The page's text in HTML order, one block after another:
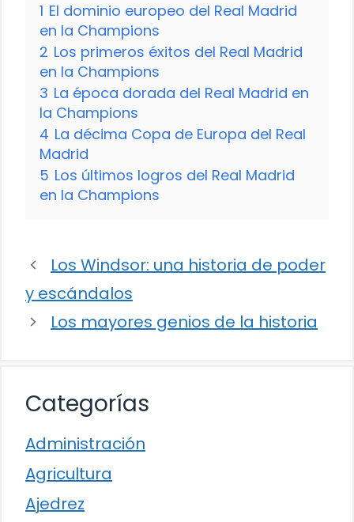
1 El dominio europeo del Real Madrid
en la Champions
2 Los primeros éxitos del Real Madrid
en la Champions
3 La época dorada del Real Madrid en
la Champions
4 La décima Copa de Europa del Real
Madrid
5 Los últimos logros del Real Madrid
en la Champions
Los Windsor: una historia de poder
y escándalos
Los mayores genios de la historia
Categorías
Administración
Agricultura
Ajedrez